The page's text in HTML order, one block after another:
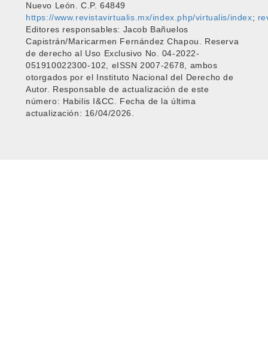
Nuevo León. C.P. 64849
https://www.revistavirtualis.mx/index.php/virtualis/index;
Editores responsables: Jacob Bañuelos
Capistrán/Maricarmen Fernández Chapou. Reserva
de derecho al Uso Exclusivo No. 04-2022-
051910022300-102, eISSN 2007-2678, ambos
otorgados por el Instituto Nacional del Derecho de
Autor. Responsable de actualización de este
número: Habilis I&CC. Fecha de la última
actualización: 16/04/2026.